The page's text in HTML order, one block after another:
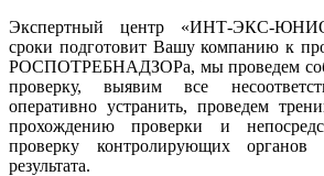
Экспертный центр «ИНТ-ЭКС-
сроки подготовит Вашу компанию к
РОСПОТРЕБНАДЗОРа, мы проведем
проверку, выявим все
оперативно устранить, проведем
прохождению проверки и
проверку контролирующих органов
результата.